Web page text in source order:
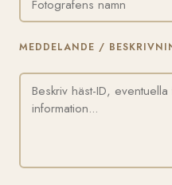
MEDDELANDE /